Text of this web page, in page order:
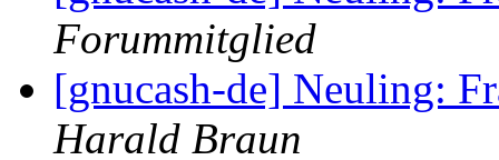
Forummitglied
[gnucash-de] Neuling:
Harald Braun